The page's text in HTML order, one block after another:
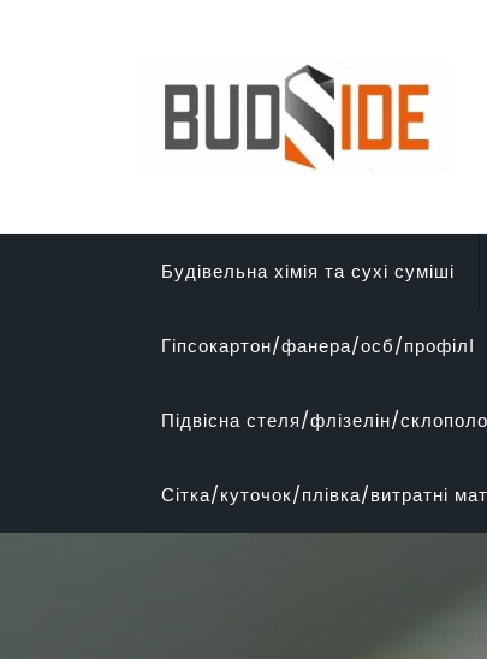
Будівельна хімія та сухі суміші
Гіпсокартон/фанера/осб/профілІ
Підвісна стеля/флізелін/
Сітка/куточок/плівка/витратні